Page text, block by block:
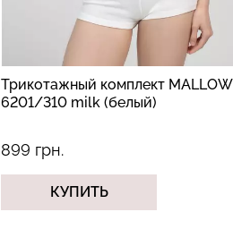
Трикотажный комплект MALLOW
6201/310 milk (белый)
899 грн.
КУПИТЬ